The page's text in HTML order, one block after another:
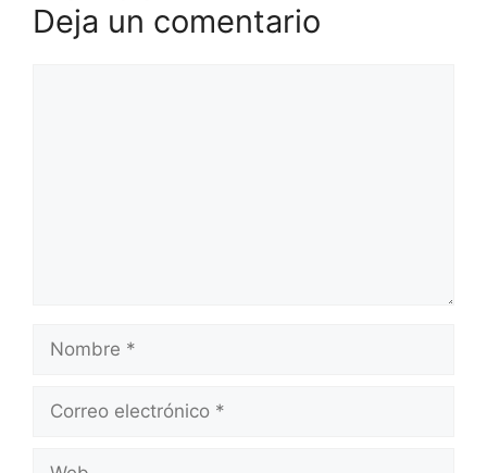
Deja un comentario
Nombre
Correo
Web